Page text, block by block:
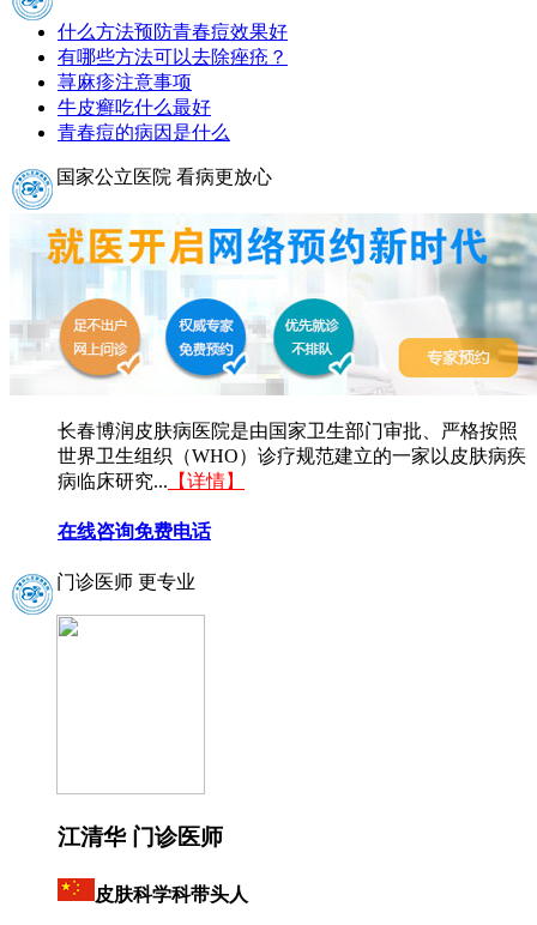
什么方法预防青春痘效果好
有哪些方法可以去除痤疮？
荨麻疹注意事项
牛皮癣吃什么最好
青春痘的病因是什么
国家公立医院 看病更放心
长春博润皮肤病医院是由国家卫生部门审批、严格按照
世界卫生组织（WHO）诊疗规范建立的一家以皮肤病疾
病临床研究... 【详情】
在线咨询免费电话
门诊医师 更专业
江清华 门诊医师
皮肤科学科带头人